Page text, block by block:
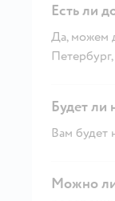
Есть ли
Да, можем
Будет ли
Вам будет
Можно ли